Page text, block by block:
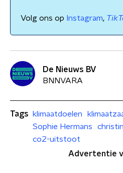
Volg ons op Instagram,
De Nieuws BV
BNNVARA
Tags klimaatdoelen
Sophie Hermans
co2-uitstoot
Advertentie